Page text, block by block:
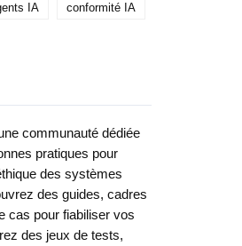
IA conformité IA
communauté dédiée
pratiques pour
des systèmes
des guides, cadres
cas pour fiabiliser vos
des jeux de tests,